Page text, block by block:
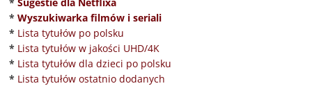
* Wyszukiwarka filmów i seriali
* Lista tytułów po polsku
* Lista tytułów w jakości UHD/4K
* Lista tytułów dla dzieci po polsku
* Lista tytułów ostatnio dodanych